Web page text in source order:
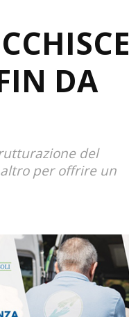
DA
del
per offrire un